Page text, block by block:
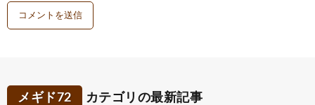
メギド72 カテゴリの最新記事